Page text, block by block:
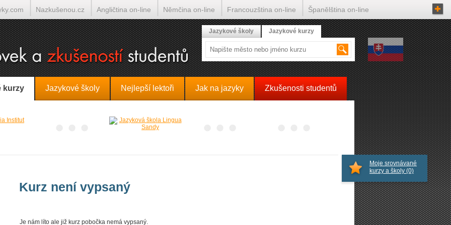
kurzy Jazykové školy Nejlepší lektoři Jak na jazyky Zkušenosti studentů
Kurz není vypsaný
Je nám líto ale již kurz pobočka nemá vypsaný.
Moje srovnávané
kurzy a školy (0)
Jazykové školy Jazykové kurzy
Nazkušenou.cz Angličtina on-line Němčina on-line Francouzština on-line Španělština on-line